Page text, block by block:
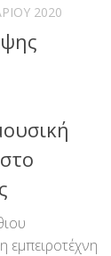
2020
εμπειροτέχνη